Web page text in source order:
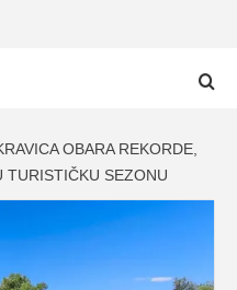
OBARA REKORDE,
TURISTIČKU SEZONU